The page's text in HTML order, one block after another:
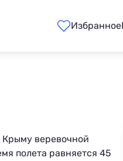
Избранное
Крыму веревочной
полета равняется 45